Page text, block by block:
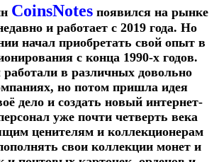
CoinsNotes появился на рынке
и работает с 2019 года. Но
начал приобретать свой опыт в
с конца 1990-х годов.
в различных довольно
но потом пришла идея
дело и создать новый интернет-
уже почти четверть века
ценителям и коллекционерам
свои коллекции монет и